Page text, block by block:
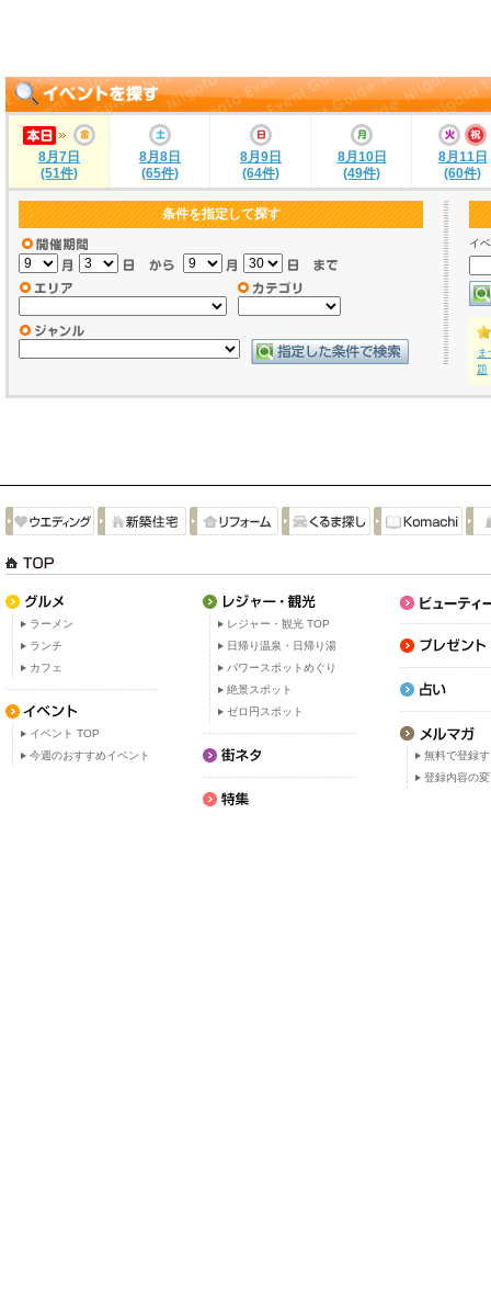
8月7日
(51件)
8月8日
(65件)
8月9日
(64件)
8月10日
(49件)
8月11日
(60件)
条件を指定して探す
イ
ま
題
ラーメン
ランチ
カフェ
イベント TOP
今週のおすすめイベント
レジャー・観光 TOP
日帰り温泉・日帰り湯
パワースポットめぐり
絶景スポット
ゼロ円スポット
無料で登録
登録内容の